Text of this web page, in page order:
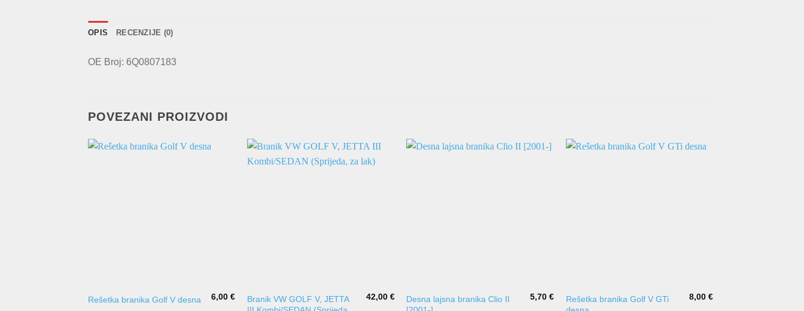
OPIS RECENZIJE (0)
OE Broj: 6Q0807183
POVEZANI PROIZVODI
Rešetka branika Golf V desna 6,00€
Branik VW GOLF V, JETTA
42,00 €
Desna lajsna branika Clio II
5,70 €
Rešetka branika Golf V GTi
8,00€